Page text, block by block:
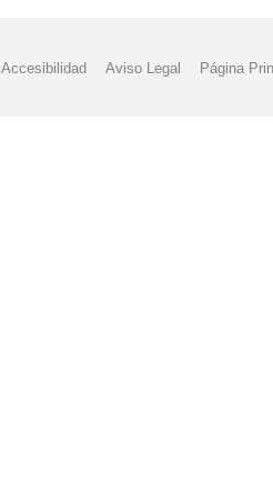
Accesibilidad Aviso Legal Página